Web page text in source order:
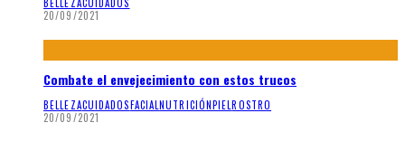
BELLEZACUIDADOS
20/09/2021
Combate el envejecimiento con estos trucos
BELLEZACUIDADOSFACIALNUTRICIÓNPIELROSTRO
20/09/2021